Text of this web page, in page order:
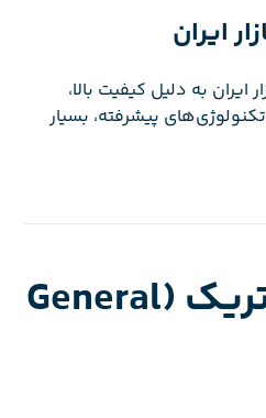
ایران به دلیل کیفیت بالا،
پیشرفته، بسیار
5. جنرال الکتریک (General